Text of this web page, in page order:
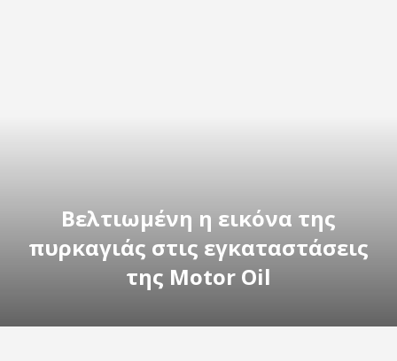
Βελτιωμένη η εικόνα της
πυρκαγιάς στις εγκαταστάσεις
της Motor Oil